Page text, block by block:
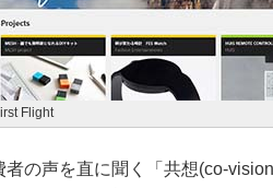
Flight
の声を直に聞く「共想(co-